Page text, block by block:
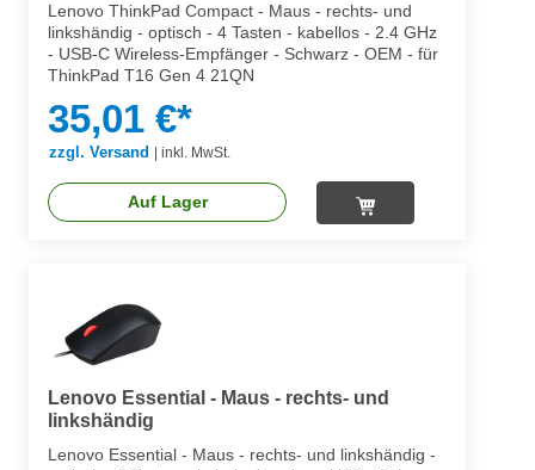
Lenovo ThinkPad Compact - Maus - rechts- und
linkshändig - optisch - 4 Tasten - kabellos - 2.4 GHz
- USB-C Wireless-Empfänger - Schwarz - OEM - für
ThinkPad T16 Gen 4 21QN
35,01 €*
zzgl. Versand inkl. MwSt.
Auf Lager
Lenovo Essential - Maus - rechts- und
linkshändig
Lenovo Essential - Maus - rechts- und linkshändig -